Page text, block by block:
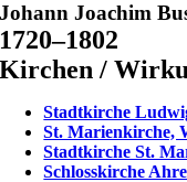
Johann Joachim
1720–1802
Kirchen /
Stadtkirche
St. Marienkirche,
Stadtkirche St.
Schlosskirche